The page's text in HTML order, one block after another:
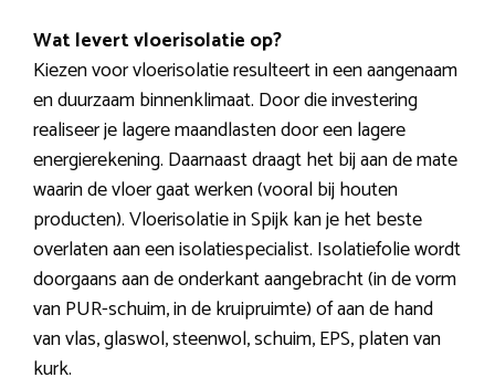
Wat levert vloerisolatie op?
Kiezen voor vloerisolatie resulteert in een aangenaam
en duurzaam binnenklimaat. Door die investering
realiseer je lagere maandlasten door een lagere
energierekening. Daarnaast draagt het bij aan de mate
waarin de vloer gaat werken (vooral bij houten
producten). Vloerisolatie in Spijk kan je het beste
overlaten aan een isolatiespecialist. Isolatiefolie wordt
doorgaans aan de onderkant aangebracht (in de vorm
van PUR-schuim, in de kruipruimte) of aan de hand
van vlas, glaswol, steenwol, schuim, EPS, platen van
kurk.